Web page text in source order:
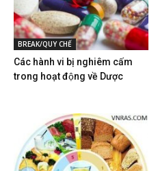
BREAK/QUY CHẾ
Các hành vi bị nghiêm cấm
trong hoạt động về Dược